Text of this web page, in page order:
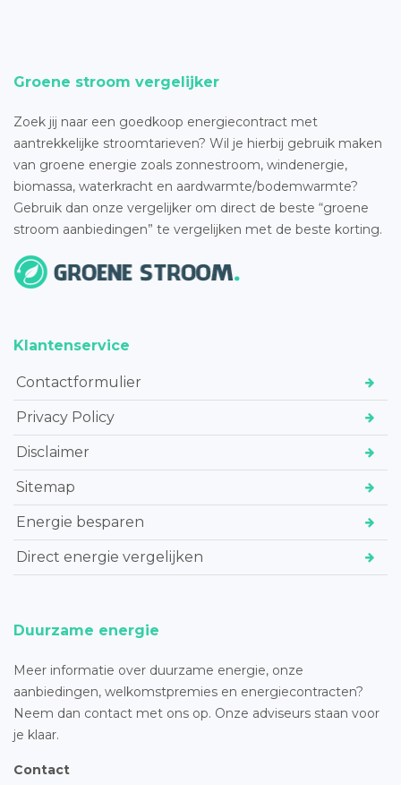
Groene stroom vergelijker
Zoek jij naar een goedkoop energiecontract met
aantrekkelijke stroomtarieven? Wil je hierbij gebruik maken
van groene energie zoals zonnestroom, windenergie,
biomassa, waterkracht en aardwarmte/bodemwarmte?
Gebruik dan onze vergelijker om direct de beste “groene
stroom aanbiedingen” te vergelijken met de beste korting.
Klantenservice
Contactformulier
Privacy Policy
Disclaimer
Sitemap
Energie besparen
Direct energie vergelijken
Duurzame energie
Meer informatie over duurzame energie, onze
aanbiedingen, welkomstpremies en energiecontracten?
Neem dan contact met ons op. Onze adviseurs staan voor
je klaar.
Contact